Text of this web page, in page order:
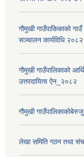
गौमुखी गाउँपाकिकाको
सञ्चालन कार्यविधि २०८२
गौमुखी गाउँपालिकाको
उत्तरदायित्व ऐन_२०८२
गौमुखी
लेखा समिति गठन तथा